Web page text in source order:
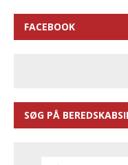
FACEBOOK
SØG PÅ